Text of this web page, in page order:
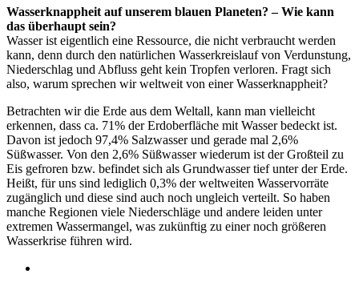
Wasserknappheit auf unserem blauen Planeten? – Wie kann
das überhaupt sein?
Wasser ist eigentlich eine Ressource, die nicht verbraucht werden
kann, denn durch den natürlichen Wasserkreislauf von Verdunstung,
Niederschlag und Abfluss geht kein Tropfen verloren. Fragt sich
also, warum sprechen wir weltweit von einer Wasserknappheit?
Betrachten wir die Erde aus dem Weltall, kann man vielleicht
erkennen, dass ca. 71% der Erdoberfläche mit Wasser bedeckt ist.
Davon ist jedoch 97,4% Salzwasser und gerade mal 2,6%
Süßwasser. Von den 2,6% Süßwasser wiederum ist der Großteil zu
Eis gefroren bzw. befindet sich als Grundwasser tief unter der Erde.
Heißt, für uns sind lediglich 0,3% der weltweiten Wasservorräte
zugänglich und diese sind auch noch ungleich verteilt. So haben
manche Regionen viele Niederschläge und andere leiden unter
extremen Wassermangel, was zukünftig zu einer noch größeren
Wasserkrise führen wird.